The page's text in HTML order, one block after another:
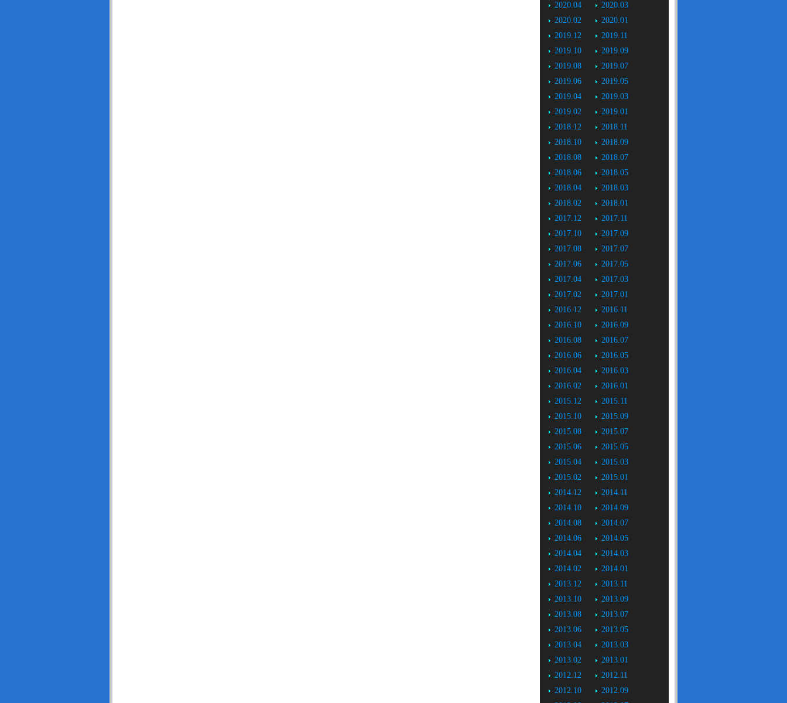
2020.04
2020.03
2020.02
2020.01
2019.12
2019.11
2019.10
2019.09
2019.08
2019.07
2019.06
2019.05
2019.04
2019.03
2019.02
2019.01
2018.12
2018.11
2018.10
2018.09
2018.08
2018.07
2018.06
2018.05
2018.04
2018.03
2018.02
2018.01
2017.12
2017.11
2017.10
2017.09
2017.08
2017.07
2017.06
2017.05
2017.04
2017.03
2017.02
2017.01
2016.12
2016.11
2016.10
2016.09
2016.08
2016.07
2016.06
2016.05
2016.04
2016.03
2016.02
2016.01
2015.12
2015.11
2015.10
2015.09
2015.08
2015.07
2015.06
2015.05
2015.04
2015.03
2015.02
2015.01
2014.12
2014.11
2014.10
2014.09
2014.08
2014.07
2014.06
2014.05
2014.04
2014.03
2014.02
2014.01
2013.12
2013.11
2013.10
2013.09
2013.08
2013.07
2013.06
2013.05
2013.04
2013.03
2013.02
2013.01
2012.12
2012.11
2012.10
2012.09